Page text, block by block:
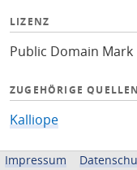
LIZENZ
Public Domain Mark
ZUGEHÖRIGE QUELLEN
Kalliope
BEREITGESTELLT VON
Impressum